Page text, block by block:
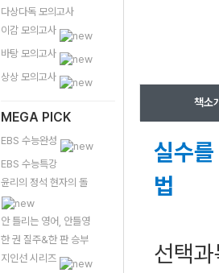
다상다독 모의고사
이감 모의고사
바탕 모의고사
상상 모의고사
MEGA PICK
EBS 수능완성
EBS 수능특강
윤리의 정석 현자의 돌
안 틀리는 영어, 안틀영
한 권 질주&한 판 승부
지인선 시리즈
책소
실수
법
선택